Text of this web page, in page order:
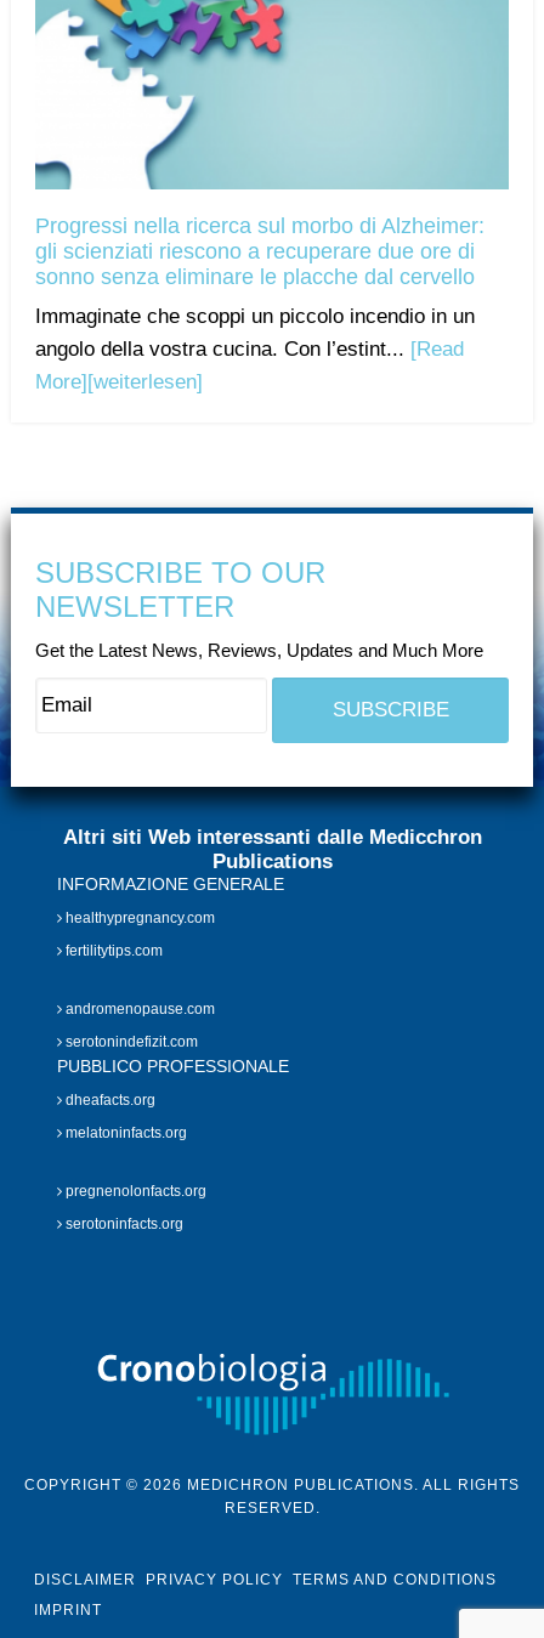
Progressi nella ricerca sul morbo di Alzheimer:
gli scienziati riescono a recuperare due ore di
sonno senza eliminare le placche dal cervello
Immaginate che scoppi un piccolo incendio in un
angolo della vostra cucina. Con l’estint... [Read
More][weiterlesen]
SUBSCRIBE TO OUR
NEWSLETTER
Get the Latest News, Reviews, Updates and Much More
Altri siti Web interessanti dalle Medicchron
Publications
INFORMAZIONE GENERALE
healthypregnancy.com
fertilitytips.com
andromenopause.com
serotonindefizit.com
PUBBLICO PROFESSIONALE
dheafacts.org
melatoninfacts.org
pregnenolonfacts.org
serotoninfacts.org
COPYRIGHT © 2026 MEDICHRON PUBLICATIONS. ALL RIGHTS
RESERVED.
DISCLAIMER PRIVACY POLICY
TERMS AND CONDITIONS
IMPRINT